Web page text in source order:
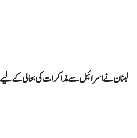
لبنان نے اسرائیل سے مذاکرات کی بحالی کے لیے 3 اہم مطالبات پیش کر دیے